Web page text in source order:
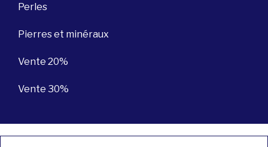
Perles
Pierres et minéraux
Vente 20%
Vente 30%